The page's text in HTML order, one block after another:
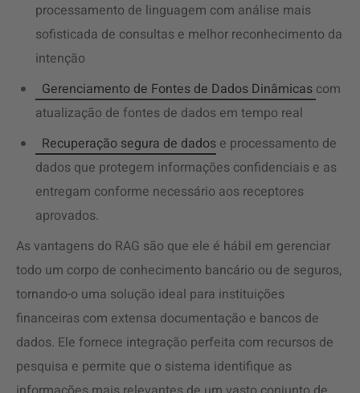
processamento de linguagem com análise mais
sofisticada de consultas e melhor reconhecimento da
intenção
Gerenciamento de Fontes de Dados Dinâmicas com
atualização de fontes de dados em tempo real
Recuperação segura de dados e processamento de
dados que protegem informações confidenciais e as
entregam conforme necessário aos receptores
aprovados.
As vantagens do RAG são que ele é hábil em gerenciar
todo um corpo de conhecimento bancário ou de seguros,
tornando-o uma solução ideal para instituições
financeiras com extensa documentação e bancos de
dados. Ele fornece integração perfeita com recursos de
pesquisa e permite que o sistema identifique as